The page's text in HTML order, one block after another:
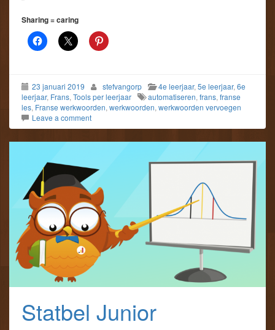
Sharing = caring
23 januari 2019 stefvangorp 4e leerjaar, 5e leerjaar, 6e
leerjaar, Frans, Tools per leerjaar automatiseren, frans, franse
les, Franse werkwoorden, werkwoorden, werkwoorden vervoegen
Leave a comment
Statbel Junior